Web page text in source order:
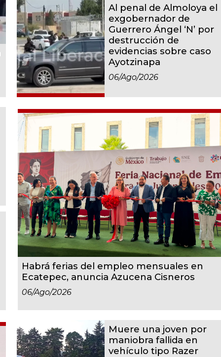
Al penal de Almoloya el
exgobernador de
Guerrero Ángel ‘N’ por
destrucción de
evidencias sobre caso
Ayotzinapa
06/ago/2026
Habrá ferias del empleo mensuales en
Ecatepec, anuncia Azucena Cisneros
06/ago/2026
Muere una joven por
maniobra fallida en
vehículo tipo Razer